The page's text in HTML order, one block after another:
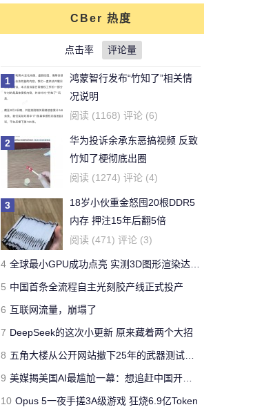
了。。。。
对文章: 你还能活多久？这个寿命计算器
可以给出答案 的评论
牛天王
刚看完王老吉的贴，刚下的
结论，老鼠实验不适用于
人。
对文章: 吃胖算我输 华人学者今日带来减
肥新思路
的评论
Yeb123
开了一年了，操控很好 -
Forza Horizon 3 用户
对文章: 全球最快量产SUV兰博基尼Urus
正式发布 中国售价313万 的评论
jimmyfluore
国有国法，咖有咖规
对文章: 玩家网吧玩《绝地求生：大逃
杀》开挂被制裁 网管无限重启其电脑 的
评论
CBer 热度
点击率 评论量
1
鸿蒙智行发布“竹知了”相关情
况说明
阅读 (1168) 评论 (6)
2
华为投诉余承东恶搞视频 反致
竹知了梗彻底出圈
阅读 (1274) 评论 (4)
3
18岁小伙重金怒囤20根DDR5
内存 押注15年后翻5倍
阅读 (471) 评论 (3)
4 全球最小GPU成功点亮 实测3D图形渲染达15帧
5 中国首条全流程自主光刻胶产线正式投产
6 互联网流量，崩塌了
7 DeepSeek的这次小更新 原来藏着两个大招
8 五角大楼从公开网站撤下25年的武器测试报告 担心对手借AI挖掘漏洞
9 美媒揭美国AI最尴尬一幕：想追赶中国开源模型 却没人愿意投钱
10 Opus 5一夜手搓3A级游戏 狂烧6.9亿Token